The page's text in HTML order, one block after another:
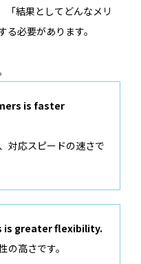
「結果としてどんなメリ
必要があります。
is faster
対応スピードの速さで
is greater flexibility.
の高さです。